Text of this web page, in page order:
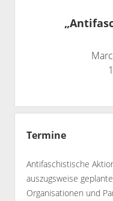
Termine
Antifaschistische
auszugsweise
Organisationen und